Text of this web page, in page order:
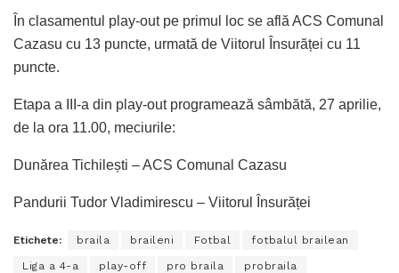
În clasamentul play-out pe primul loc se află ACS Comunal
Cazasu cu 13 puncte, urmată de Viitorul Însurăței cu 11
puncte.
Etapa a III-a din play-out programează sâmbătă, 27 aprilie,
de la ora 11.00, meciurile:
Dunărea Tichilești – ACS Comunal Cazasu
Pandurii Tudor Vladimirescu – Viitorul Însurăței
Etichete: braila braileni Fotbal fotbalul brailean
Liga a 4-a play-off pro braila probraila